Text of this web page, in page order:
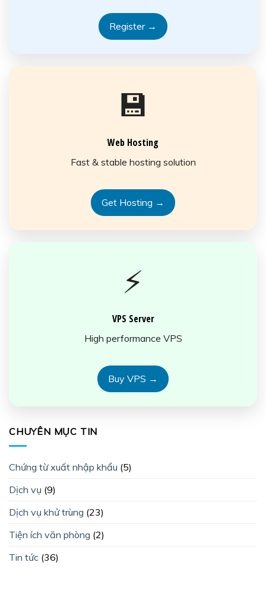
Register →
💾
Web Hosting
Fast & stable hosting solution
Get Hosting →
⚡
VPS Server
High performance VPS
Buy VPS →
CHUYÊN MỤC TIN
Chứng từ xuất nhập khẩu (5)
Dịch vụ (9)
Dịch vụ khử trùng (23)
Tiện ích văn phòng (2)
Tin tức (36)